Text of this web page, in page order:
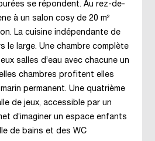
se répondent. Au rez-de-
à un salon cosy de 20 m²
La cuisine indépendante de
le large. Une chambre complète
salles d’eau avec chacune un
chambres profitent elles
permanent. Une quatrième
de jeux, accessible par un
d’imaginer un espace enfants
de bains et des WC